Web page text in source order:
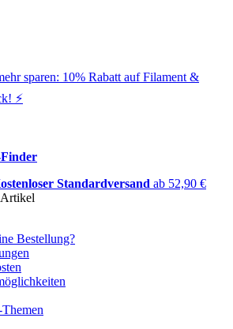
sparen: 10% Rabatt auf Filament &
⚡️
Standardversand ab 52,90 €
Bestellung?